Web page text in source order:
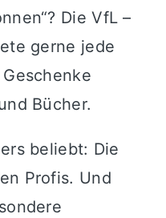
Die VfL –
gerne jede
Bücher.
beliebt: Die
Profis. Und